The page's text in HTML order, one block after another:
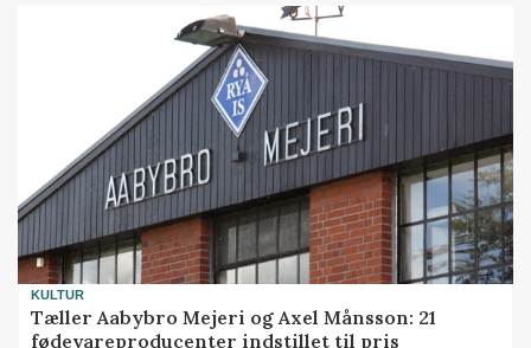
KULTUR
Tæller Aabybro Mejeri og Axel Månsson: 21
fødevareproducenter indstillet til pris